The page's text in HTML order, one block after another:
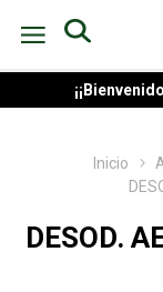
Inicio
DESOD.